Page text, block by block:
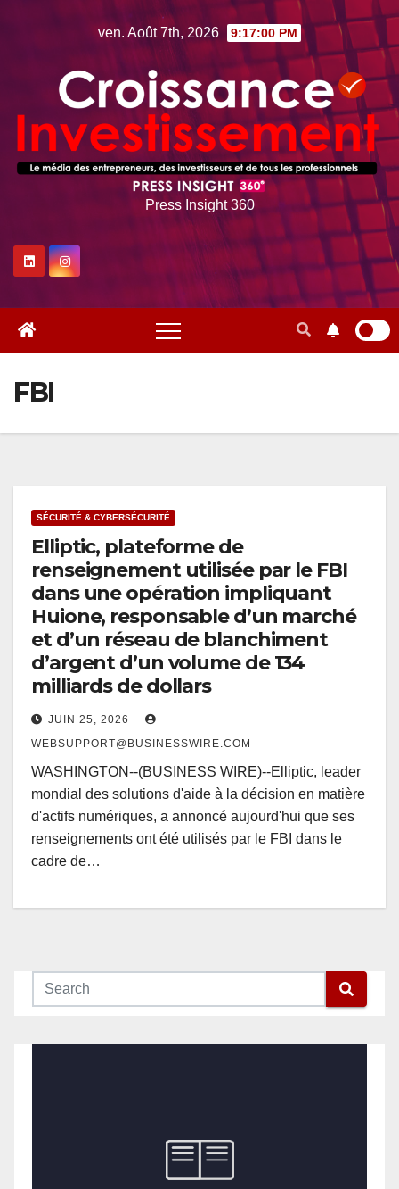
ven. Août 7th, 2026 9:17:00 PM
Press Insight 360
FBI
SÉCURITÉ & CYBERSÉCURITÉ
Elliptic, plateforme de
renseignement utilisée par le FBI
dans une opération impliquant
Huione, responsable d’un marché
et d’un réseau de blanchiment
d’argent d’un volume de 134
milliards de dollars
JUIN 25, 2026
WEBSUPPORT@BUSINESSWIRE.COM
WASHINGTON--(BUSINESS WIRE)--Elliptic, leader
mondial des solutions d'aide à la décision en matière
d'actifs numériques, a annoncé aujourd'hui que ses
renseignements ont été utilisés par le FBI dans le
cadre de…